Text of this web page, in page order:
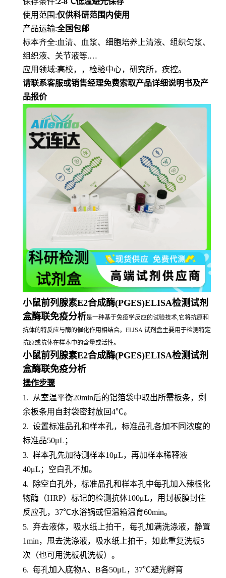
使用范围 :仅供科研范围内使用
产品运输:全国包邮
标本齐全:血清、血浆、细胞培养上清液、组织匀浆、
组织液、关节液等.…
应用领域:高校，，检验中心，研究所，疾控。
请联系客服或销售经理免费索取产品详细说明书及产
品报价
小鼠前列腺素E2合成酶(PGES)ELISA检测试剂
盒酶联免疫分析是一种基于免疫学反应的试验技术,它将抗原和
抗体的特反应与酶的催化作用相结合。ELISA 试剂盒主要用于检测特定
抗原或抗体在样本中的含量或活性。
小鼠前列腺素E2合成酶(PGES)ELISA检测试剂
盒酶联免疫分析
操作步骤
1.
从室温平衡20min后的铝箔袋中取出所需板条，剩
余板条用自封袋密封放回4℃。
2. 设置标准品孔和样本孔，标准品孔各加不同浓度的
标准品50μL；
3. 样本孔先加待测样本10μL，再加样本稀释液
40μL；空白孔不加。
4.
除空白孔外，标准品孔和样本孔中每孔加入辣根化
物酶（HRP）标记的检测抗体100μL，用封板膜封住
反应孔，37℃水浴锅或恒温箱温育60min。
5. 弃去液体，吸水纸上拍干，每孔加满洗涤液，静置
1min，甩去洗涤液，吸水纸上拍干，如此重复洗板5
次（也可用洗板机洗板）。
6. 每孔加入底物A、B各50μL，37℃避光孵育